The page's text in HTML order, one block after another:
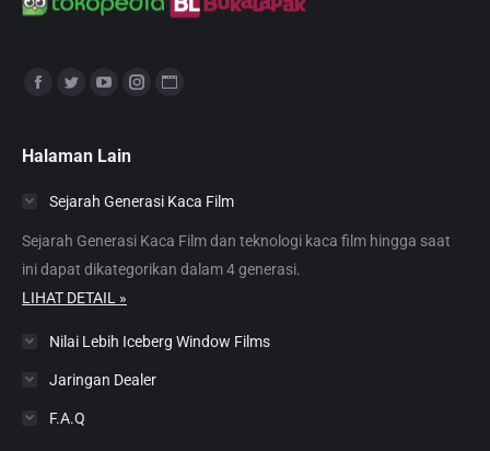
Find us on:
opens
new
window
opens
new
window
opens
new
window
new
window
new
window
Halaman Lain
Sejarah Generasi Kaca Film
Sejarah Generasi Kaca Film dan teknologi kaca film hingga saat
ini dapat dikategorikan dalam 4 generasi.
LIHAT DETAIL »
Nilai Lebih Iceberg Window Films
Jaringan Dealer
F.A.Q